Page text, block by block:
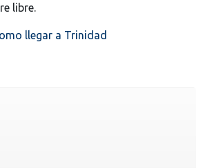
libre.
llegar a Trinidad